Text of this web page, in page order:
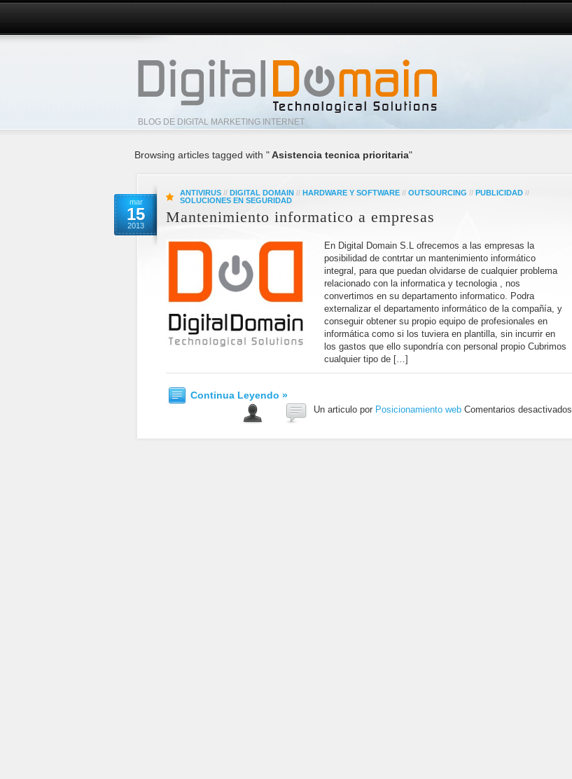
BLOG DE DIGITAL MARKETING INTERNET
Browsing articles tagged with "Asistencia tecnica prioritaria"
mar
15
2013
ANTIVIRUS // DIGITAL DOMAIN // HARDWARE Y SOFTWARE // OUTSOURCING // PUBLICIDAD //
SOLUCIONES EN SEGURIDAD
Mantenimiento informatico a empresas
En Digital Domain S.L ofrecemos a las empresas la
posibilidad de contrtar un mantenimiento informático
integral, para que puedan olvidarse de cualquier problema
relacionado con la informatica y tecnologia , nos
convertimos en su departamento informatico. Podra
externalizar el departamento informático de la compañía, y
conseguir obtener su propio equipo de profesionales en
informática como si los tuviera en plantilla, sin incurrir en
los gastos que ello supondría con personal propio Cubrimos
cualquier tipo de […]
Continua Leyendo »
Un articulo por Posicionamiento web Comentarios desactivados